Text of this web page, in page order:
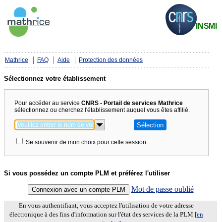
Mathrice FAQ Aide Protection des données
Sélectionnez votre établissement
Pour accéder au service CNRS - Portail de services Mathrice
sélectionnez ou cherchez l'établissement auquel vous êtes affilié.
Se souvenir de mon choix pour cette session.
Si vous possédez un compte PLM et préférez l'utiliser
Mot de passe oublié
En vous authentifiant, vous acceptez l'utilisation de votre adresse
électronique à des fins d'information sur l'état des services de la PLM [en